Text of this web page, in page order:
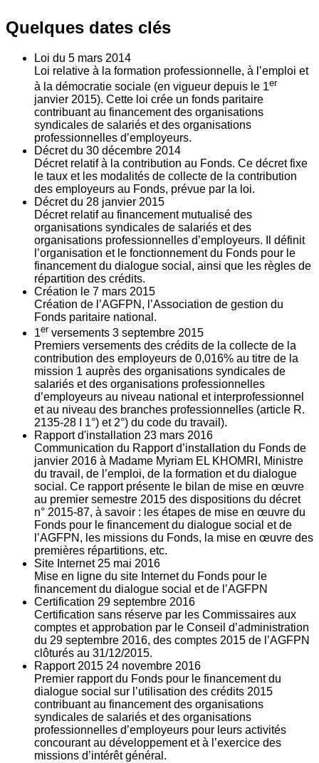
Quelques dates clés
Loi du 5 mars 2014
Loi relative à la formation professionnelle, à l’emploi et
à la démocratie sociale (en vigueur depuis le 1er
janvier 2015). Cette loi crée un fonds paritaire
contribuant au financement des organisations
syndicales de salariés et des organisations
professionnelles d’employeurs.
Décret du 30 décembre 2014
Décret relatif à la contribution au Fonds. Ce décret fixe
le taux et les modalités de collecte de la contribution
des employeurs au Fonds, prévue par la loi.
Décret du 28 janvier 2015
Décret relatif au financement mutualisé des
organisations syndicales de salariés et des
organisations professionnelles d’employeurs. Il définit
l’organisation et le fonctionnement du Fonds pour le
financement du dialogue social, ainsi que les règles de
répartition des crédits.
Création le 7 mars 2015
Création de l’AGFPN, l’Association de gestion du
Fonds paritaire national.
1er versements 3 septembre 2015
Premiers versements des crédits de la collecte de la
contribution des employeurs de 0,016% au titre de la
mission 1 auprès des organisations syndicales de
salariés et des organisations professionnelles
d’employeurs au niveau national et interprofessionnel
et au niveau des branches professionnelles (article R.
2135‐28 I 1°) et 2°) du code du travail).
Rapport d'installation 23 mars 2016
Communication du Rapport d’installation du Fonds de
janvier 2016 à Madame Myriam EL KHOMRI, Ministre
du travail, de l’emploi, de la formation et du dialogue
social. Ce rapport présente le bilan de mise en œuvre
au premier semestre 2015 des dispositions du décret
n° 2015-87, à savoir : les étapes de mise en œuvre du
Fonds pour le financement du dialogue social et de
l’AGFPN, les missions du Fonds, la mise en œuvre des
premières répartitions, etc.
Site Internet 25 mai 2016
Mise en ligne du site Internet du Fonds pour le
financement du dialogue social et de l’AGFPN
Certification 29 septembre 2016
Certification sans réserve par les Commissaires aux
comptes et approbation par le Conseil d’administration
du 29 septembre 2016, des comptes 2015 de l’AGFPN
clôturés au 31/12/2015.
Rapport 2015 24 novembre 2016
Premier rapport du Fonds pour le financement du
dialogue social sur l’utilisation des crédits 2015
contribuant au financement des organisations
syndicales de salariés et des organisations
professionnelles d’employeurs pour leurs activités
concourant au développement et à l’exercice des
missions d’intérêt général.